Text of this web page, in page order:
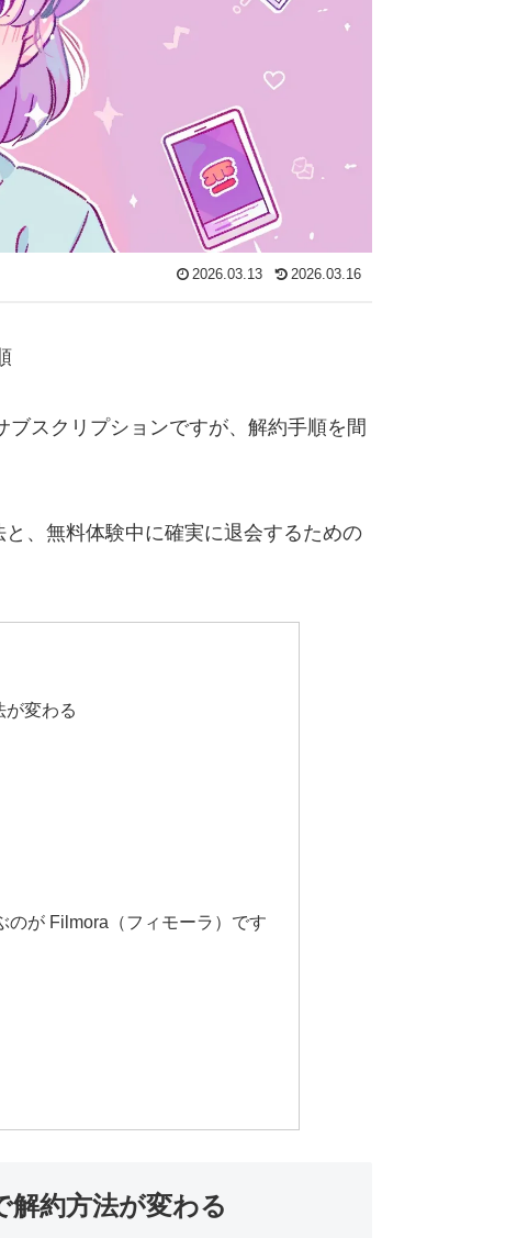
2026.03.13 2026.03.16
スクリプションですが、解約手順を間
、無料体験中に確実に退会するための
が変わる
が Filmora（フィモーラ）です
約方法が変わる